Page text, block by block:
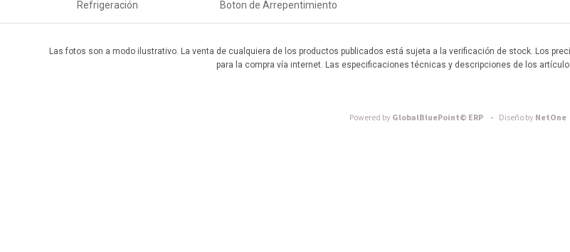
Refrigeración
Boton de Arrepentimiento
Las fotos son a modo ilustrativo. La venta de cualquiera de los productos publicados está sujeta a la verificación de stock. Los
para la compra vía internet. Las especificaciones técnicas y descripciones de los
Powered byGlobalBluePoint© ERP - Diseño byNetOne